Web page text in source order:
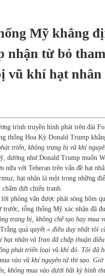
Mỹ khẳng
nhận từ bỏ
vũ khí hạt nhân
trình truyền hình phát trên đài
thống Hoa Kỳ Donald Trump
triển, không trang bị vũ khí
dường như Donald Trump muốn
nữa với Teheran trên vấn đề hạt
hạt nhân là một trong những
dứt chiến tranh.
phỏng vấn được phát sóng hôm
tổng thống Mỹ xác nhận đã
trang bị, không chế tạo hay mua
quả quyết « điều duy nhất tôi
hạt nhân và Iran đã chấp thuận
phát triển loại vũ khí đó. Tôi đã
vào vũ khí nguyên tử thì sao.
không mua vào dưới bất kỳ hình